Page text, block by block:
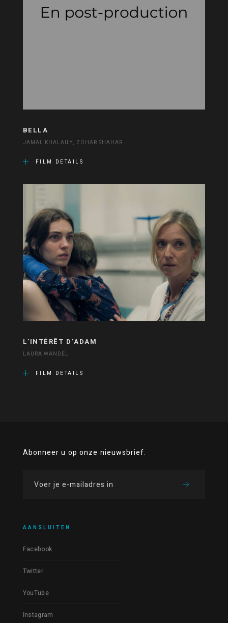
BELLA
JAMAL KHALAILY, ZOHAR SHAHAR
FILM DETAILS
L’INTÉRÊT D’ADAM
LAURA WANDEL
FILM DETAILS
Abonneer u op onze nieuwsbrief.
AANSLUITEN
Facebook
Twitter
YouTube
Instagram